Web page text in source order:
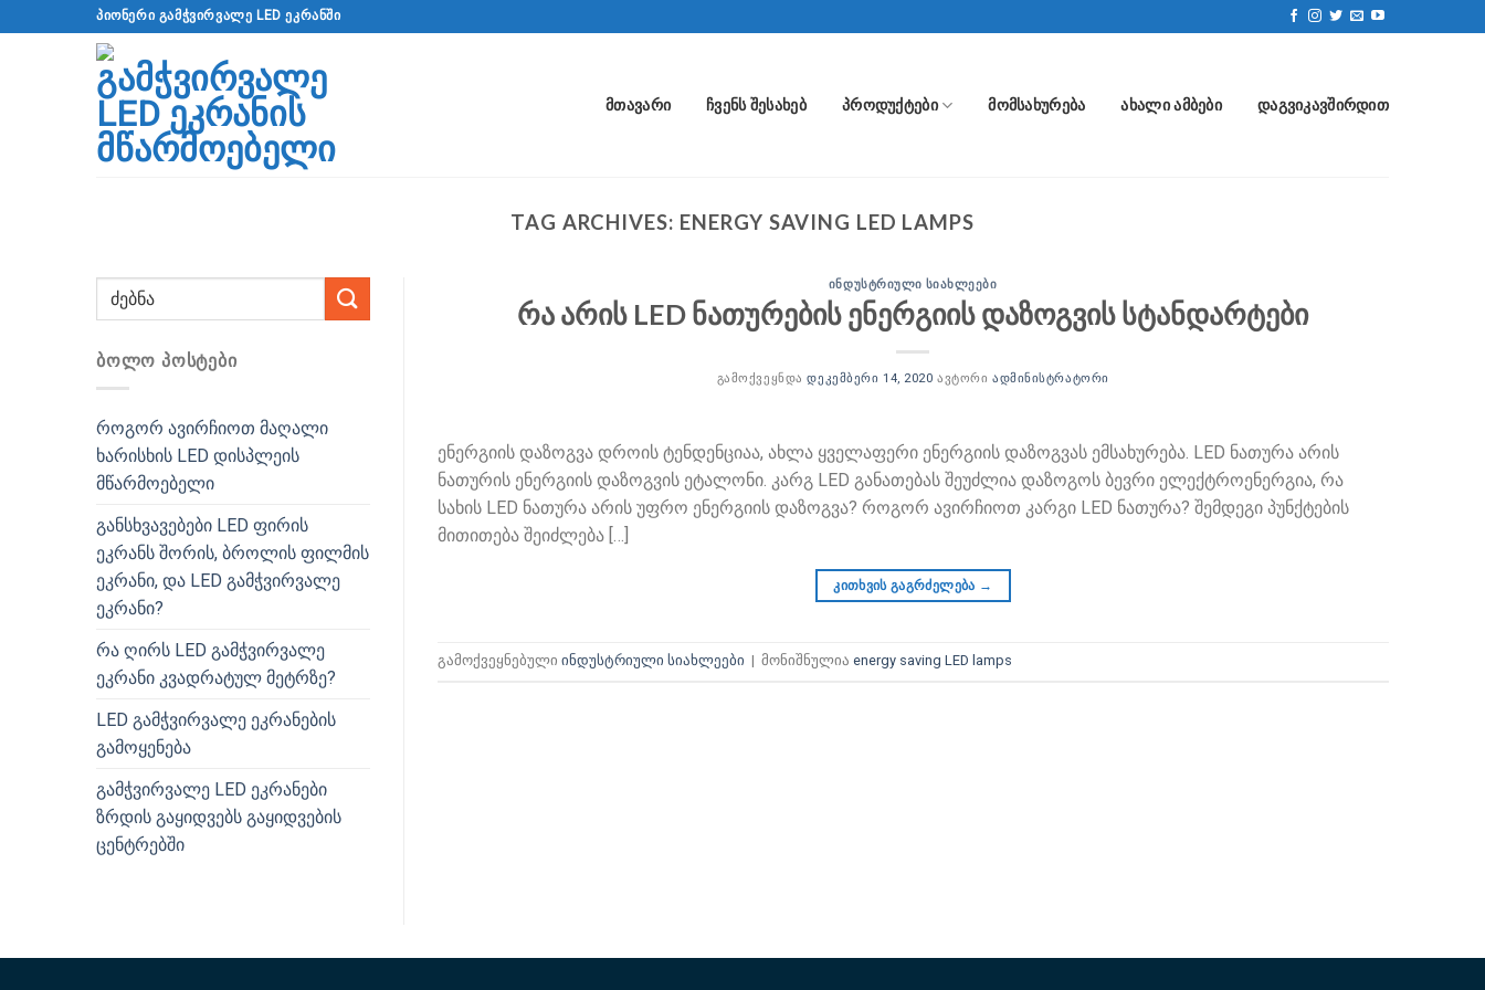
შინაარსზე
ᲞᲘᲝᲜᲔᲠᲘ ᲒᲐᲛᲭᲕᲘᲠᲕᲐᲚᲔ LED ᲔᲙᲠᲐᲜᲨᲘ
ᲛᲗᲐᲕᲐᲠᲘ ᲩᲕᲔᲜᲡ ᲨᲔᲡᲐᲮᲔᲑ ᲞᲠᲝᲓᲣᲥᲢᲔᲑᲘ ᲛᲝᲛᲡᲐᲮᲣᲠᲔᲑᲐ ᲐᲮᲐᲚᲘ ᲐᲛᲑᲔᲑᲘ ᲓᲐᲒᲕᲘᲙᲐᲕᲨᲘᲠᲓᲘᲗ
TAG ARCHIVES: ENERGY SAVING LED LAMPS
ᲑᲝᲚᲝ ᲞᲝᲡᲢᲔᲑᲘ
როგორ ავირჩიოთ მაღალი
ხარისხის LED დისპლეის
მწარმოებელი
განსხვავებები LED ფირის
ეკრანს შორის, ბროლის ფილმის
ეკრანი, და LED გამჭვირვალე
ეკრანი?
რა ღირს LED გამჭვირვალე
ეკრანი კვადრატულ მეტრზე?
LED გამჭვირვალე ეკრანების
გამოყენება
გამჭვირვალე LED ეკრანები
ზრდის გაყიდვებს გაყიდვების
ცენტრებში
ᲘᲜᲓᲣᲡᲢᲠᲘᲣᲚᲘ ᲡᲘᲐᲮᲚᲔᲔᲑᲘ
რა არის LED ნათურების ენერგიის დაზოგვის სტანდარტები
ᲒᲐᲛᲝᲥᲕᲔᲧᲜᲓᲐᲓᲔᲙᲔᲛᲑᲔᲠᲘ 14, 2020 ᲐᲕᲢᲝᲠᲘ ᲐᲓᲛᲘᲜᲘᲡᲢᲠᲐᲢᲝᲠᲘ
ენერგიის დაზოგვა დროის ტენდენციაა, ახლა ყველაფერი ენერგიის დაზოგვას ემსახურება. LED ნათურა არის
ნათურის ენერგიის დაზოგვის ეტალონი. კარგ LED განათებას შეუძლია დაზოგოს ბევრი ელექტროენერგია, რა
სახის LED ნათურა არის უფრო ენერგიის დაზოგვა? როგორ ავირჩიოთ კარგი LED ნათურა? შემდეგი პუნქტების
მითითება შეიძლება […]
კითხვის გაგრძელება →
გამოქვეყნებული ინდუსტრიული სიახლეები | მონიშნულია energy saving LED lamps